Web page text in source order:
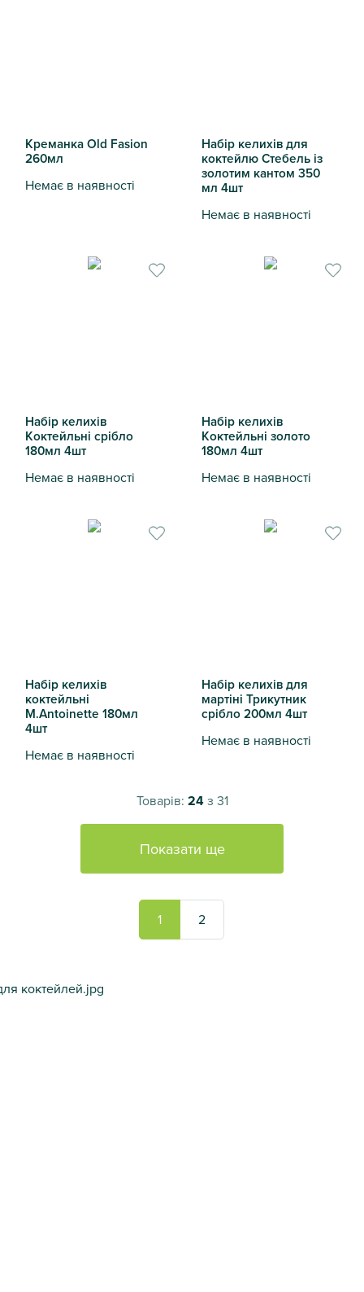
Креманка Old Fasion
260мл
Немає в наявності
Набір келихів для
коктейлю Стебель із
золотим кантом 350
мл 4шт
Немає в наявності
Набір келихів
Коктейльні срібло
180мл 4шт
Немає в наявності
Набір келихів
Коктейльні золото
180мл 4шт
Немає в наявності
Набір келихів
коктейльні
M.Antoinette 180мл
4шт
Немає в наявності
Набір келихів для
мартіні Трикутник
срібло 200мл 4шт
Немає в наявності
Товарів: 24з 31
Показати ще
1 2